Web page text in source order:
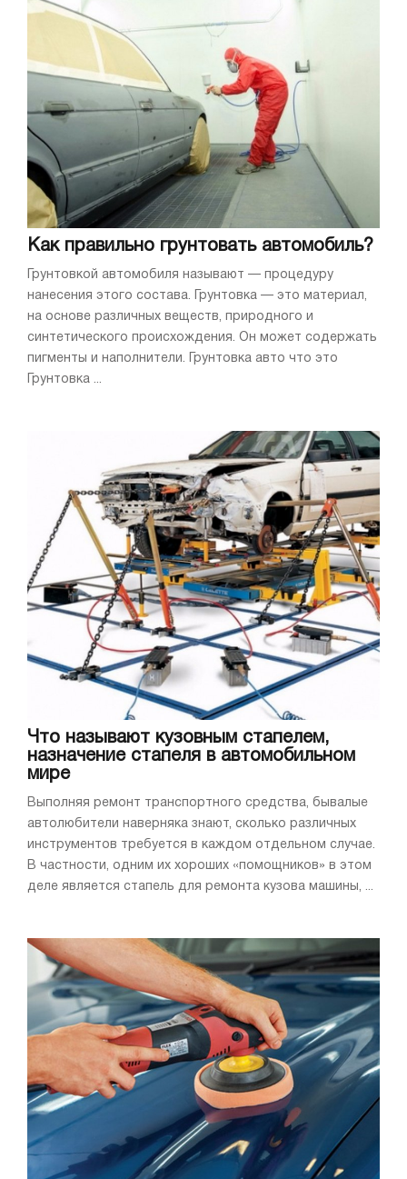
Как правильно грунтовать автомобиль?
Грунтовкой автомобиля называют — процедуру
нанесения этого состава. Грунтовка — это материал,
на основе различных веществ, природного и
синтетического происхождения. Он может содержать
пигменты и наполнители. Грунтовка авто что это
Грунтовка ...
Что называют кузовным стапелем,
назначение стапеля в автомобильном
мире
Выполняя ремонт транспортного средства, бывалые
автолюбители наверняка знают, сколько различных
инструментов требуется в каждом отдельном случае.
В частности, одним их хороших «помощников» в этом
деле является стапель для ремонта кузова машины, ...